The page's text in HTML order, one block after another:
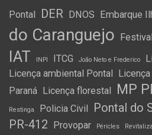
Pontal
DER DNOS Embarque
do Caranguejo
IAT
INPI ITCG João Neto e Frederico
Licença ambiental Pontal
Paraná Licença florestal MP
Restinga Policia Civil Pontal do
PR-412 Provopar Péricles